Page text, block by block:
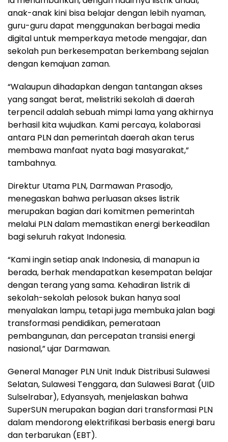
anak-anak kini bisa belajar dengan lebih nyaman,
guru-guru dapat menggunakan berbagai media
digital untuk memperkaya metode mengajar, dan
sekolah pun berkesempatan berkembang sejalan
dengan kemajuan zaman.
“Walaupun dihadapkan dengan tantangan akses
yang sangat berat, melistriki sekolah di daerah
terpencil adalah sebuah mimpi lama yang akhirnya
berhasil kita wujudkan. Kami percaya, kolaborasi
antara PLN dan pemerintah daerah akan terus
membawa manfaat nyata bagi masyarakat,”
tambahnya.
Direktur Utama PLN, Darmawan Prasodjo,
menegaskan bahwa perluasan akses listrik
merupakan bagian dari komitmen pemerintah
melalui PLN dalam memastikan energi berkeadilan
bagi seluruh rakyat Indonesia.
“Kami ingin setiap anak Indonesia, di manapun ia
berada, berhak mendapatkan kesempatan belajar
dengan terang yang sama. Kehadiran listrik di
sekolah-sekolah pelosok bukan hanya soal
menyalakan lampu, tetapi juga membuka jalan bagi
transformasi pendidikan, pemerataan
pembangunan, dan percepatan transisi energi
nasional,” ujar Darmawan.
General Manager PLN Unit Induk Distribusi Sulawesi
Selatan, Sulawesi Tenggara, dan Sulawesi Barat (UID
Sulselrabar), Edyansyah, menjelaskan bahwa
SuperSUN merupakan bagian dari transformasi PLN
dalam mendorong elektrifikasi berbasis energi baru
dan terbarukan (EBT).